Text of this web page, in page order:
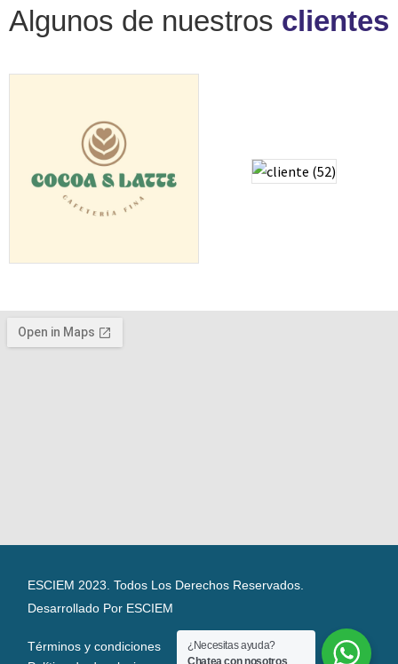
Algunos de nuestros clientes
ESCIEM 2023. Todos Los Derechos Reservados.
Desarrollado Por ESCIEM
Términos y condiciones
¿Necesitas ayuda?
Chatea con nosotros